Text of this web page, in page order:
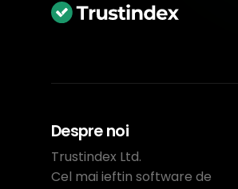
Despre noi
Trustindex Ltd.
Cel mai ieftin software de